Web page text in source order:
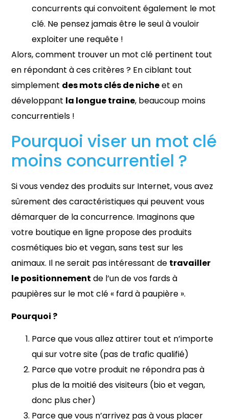
concurrents qui convoitent également le mot
clé. Ne pensez jamais être le seul à vouloir
exploiter une requête !
Alors, comment trouver un mot clé pertinent tout
en répondant à ces critères ? En ciblant tout
simplement des mots clés de nicheet en
développant la longue traine, beaucoup moins
concurrentiels !
Pourquoi viser un mot clé
moins concurrentiel ?
Si vous vendez des produits sur Internet, vous avez
sûrement des caractéristiques qui peuvent vous
démarquer de la concurrence. Imaginons que
votre boutique en ligne propose des produits
cosmétiques bio et vegan, sans test sur les
animaux. Il ne serait pas intéressant de travailler
le positionnement de l’un de vos fards à
paupières sur le mot clé « fard à paupière ».
Pourquoi ?
Parce que vous allez attirer tout et n’importe
qui sur votre site (pas de trafic qualifié)
Parce que votre produit ne répondra pas à
plus de la moitié des visiteurs (bio et vegan,
donc plus cher)
Parce que vous n’arrivez pas à vous placer